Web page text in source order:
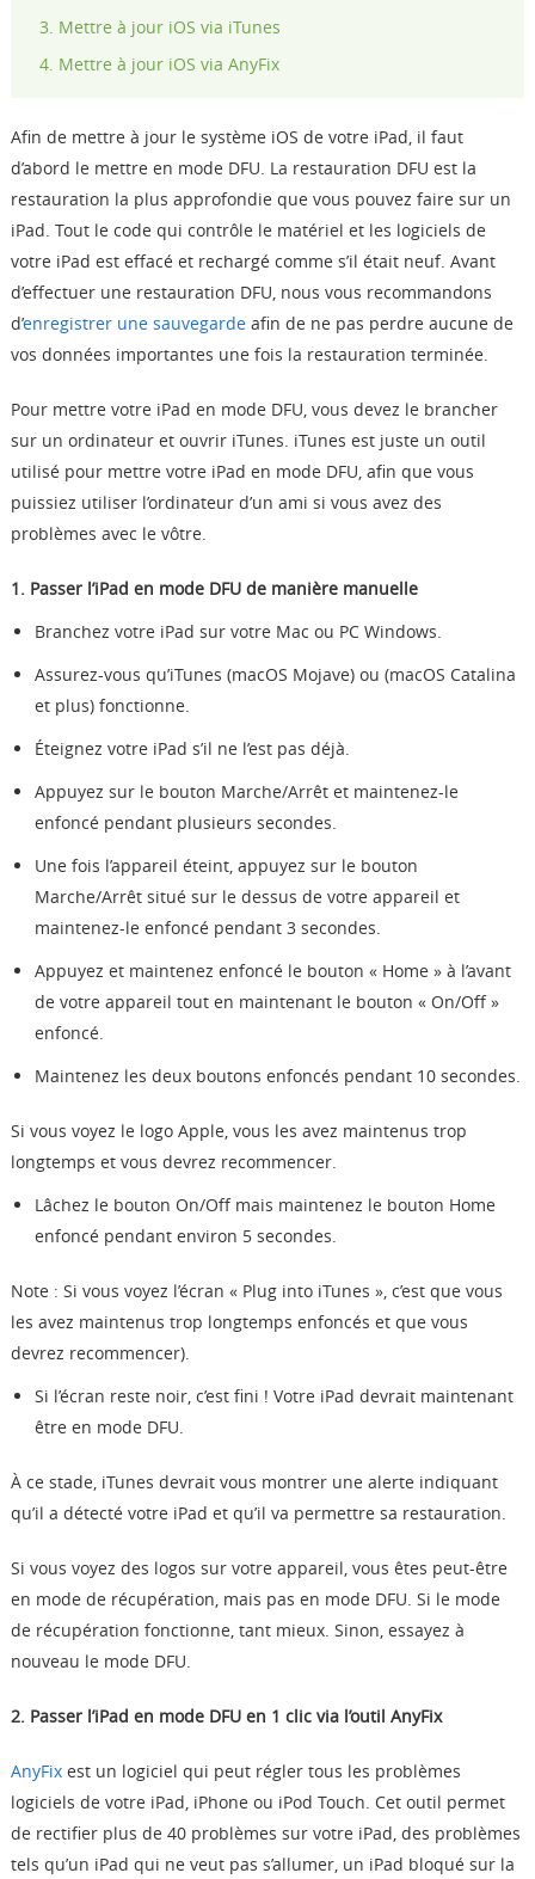
Mettre à jour iOS via iTunes
Mettre à jour iOS via AnyFix
Afin de mettre à jour le système iOS de votre iPad, il faut
d’abord le mettre en mode DFU. La restauration DFU est la
restauration la plus approfondie que vous pouvez faire sur un
iPad. Tout le code qui contrôle le matériel et les logiciels de
votre iPad est effacé et rechargé comme s’il était neuf. Avant
d’effectuer une restauration DFU, nous vous recommandons
d’enregistrer une sauvegardeafin de ne pas perdre aucune de
vos données importantes une fois la restauration terminée.
Pour mettre votre iPad en mode DFU, vous devez le brancher
sur un ordinateur et ouvrir iTunes. iTunes est juste un outil
utilisé pour mettre votre iPad en mode DFU, afin que vous
puissiez utiliser l’ordinateur d’un ami si vous avez des
problèmes avec le vôtre.
1. Passer l’iPad en mode DFU de manière manuelle
Branchez votre iPad sur votre Mac ou PC Windows.
Assurez-vous qu’iTunes (macOS Mojave) ou (macOS Catalina
et plus) fonctionne.
Éteignez votre iPad s’il ne l’est pas déjà.
Appuyez sur le bouton Marche/Arrêt et maintenez-le
enfoncé pendant plusieurs secondes.
Une fois l’appareil éteint, appuyez sur le bouton
Marche/Arrêt situé sur le dessus de votre appareil et
maintenez-le enfoncé pendant 3 secondes.
Appuyez et maintenez enfoncé le bouton « Home » à l’avant
de votre appareil tout en maintenant le bouton « On/Off »
enfoncé.
Maintenez les deux boutons enfoncés pendant 10 secondes.
Si vous voyez le logo Apple, vous les avez maintenus trop
longtemps et vous devrez recommencer.
Lâchez le bouton On/Off mais maintenez le bouton Home
enfoncé pendant environ 5 secondes.
Note : Si vous voyez l’écran « Plug into iTunes », c’est que vous
les avez maintenus trop longtemps enfoncés et que vous
devrez recommencer).
Si l’écran reste noir, c’est fini ! Votre iPad devrait maintenant
être en mode DFU.
À ce stade, iTunes devrait vous montrer une alerte indiquant
qu’il a détecté votre iPad et qu’il va permettre sa restauration.
Si vous voyez des logos sur votre appareil, vous êtes peut-être
en mode de récupération, mais pas en mode DFU. Si le mode
de récupération fonctionne, tant mieux. Sinon, essayez à
nouveau le mode DFU.
2. Passer l’iPad en mode DFU en 1 clic via l’outil AnyFix
AnyFixest un logiciel qui peut régler tous les problèmes
logiciels de votre iPad, iPhone ou iPod Touch. Cet outil permet
de rectifier plus de 40 problèmes sur votre iPad, des problèmes
tels qu’un iPad qui ne veut pas s’allumer, un iPad bloqué sur la